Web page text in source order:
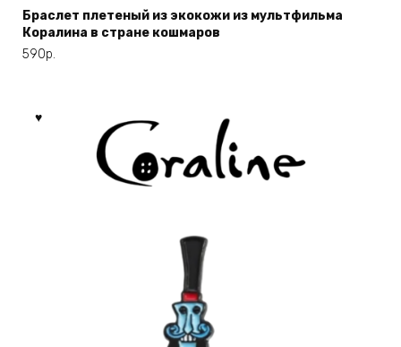
имеет
несколько
странице
товара.
Браслет плетеный из экокожи из мультфильма
Коралина в стране кошмаров
590р.